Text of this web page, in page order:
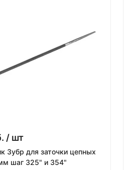
/ шт
Зубр для заточки цепных
шаг 325" и 354"